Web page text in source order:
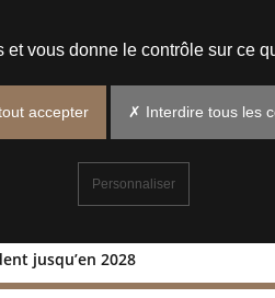
jusqu’en 2028
président
vous donne le contrôle sur ce
accepter ✗ Interdire tous les
Personnaliser